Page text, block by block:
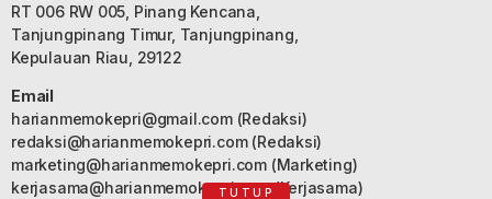
RT 006 RW 005, Pinang Kencana,
Tanjungpinang Timur, Tanjungpinang,
Kepulauan Riau, 29122
Email
harianmemokepri@gmail.com(Redaksi)
redaksi@harianmemokepri.com(Redaksi)
marketing@harianmemokepri.com(Marketing)
kerjasama@harianmemokepri.com(Kerjasama)
TUTUP